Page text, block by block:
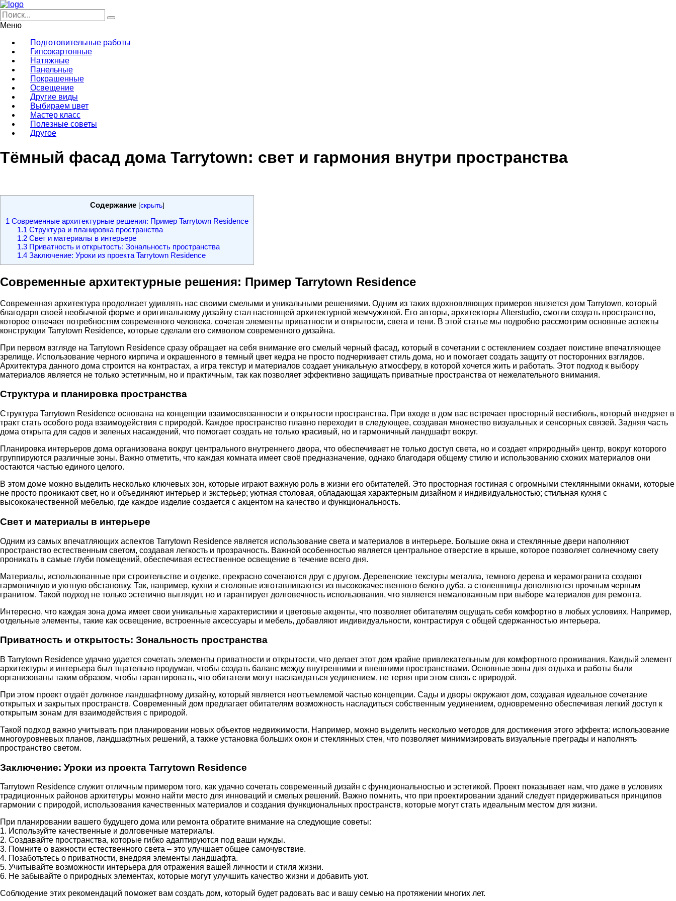
Меню
Подготовительные работы
Гипсокартонные
Натяжные
Панельные
Покрашенные
Освещение
Другие виды
Выбираем цвет
Мастер класс
Полезные советы
Другое
Тёмный фасад дома Tarrytown: свет и гармония внутри пространства
Содержание [скрыть]
1 Современные архитектурные решения: Пример Tarrytown Residence
1.1 Структура и планировка пространства
1.2Свет и материалы в интерьере
1.3Приватность и открытость: Зональность пространства
1.4Заключение: Уроки из проекта Tarrytown Residence
Современные архитектурные решения: Пример Tarrytown Residence
Современная архитектура продолжает удивлять нас своими смелыми и уникальными решениями. Одним из таких вдохновляющих примеров является дом Tarrytown, который
благодаря своей необычной форме и оригинальному дизайну стал настоящей архитектурной жемчужиной. Его авторы, архитекторы Alterstudio, смогли создать пространство,
которое отвечает потребностям современного человека, сочетая элементы приватности и открытости, света и тени. В этой статье мы подробно рассмотрим основные аспекты
конструкции Tarrytown Residence, которые сделали его символом современного дизайна.
При первом взгляде на Tarrytown Residence сразу обращает на себя внимание его смелый черный фасад, который в сочетании с остеклением создает поистине впечатляющее
зрелище. Использование черного кирпича и окрашенного в темный цвет кедра не просто подчеркивает стиль дома, но и помогает создать защиту от посторонних взглядов.
Архитектура данного дома строится на контрастах, а игра текстур и материалов создает уникальную атмосферу, в которой хочется жить и работать. Этот подход к выбору
материалов является не только эстетичным, но и практичным, так как позволяет эффективно защищать приватные пространства от нежелательного внимания.
Структура и планировка пространства
Структура Tarrytown Residence основана на концепции взаимосвязанности и открытости пространства. При входе в дом вас встречает просторный вестибюль, который внедряет в
тракт стать особого рода взаимодействия с природой. Каждое пространство плавно переходит в следующее, создавая множество визуальных и сенсорных связей. Задняя часть
дома открыта для садов и зеленых насаждений, что помогает создать не только красивый, но и гармоничный ландшафт вокруг.
Планировка интерьеров дома организована вокруг центрального внутреннего двора, что обеспечивает не только доступ света, но и создает «природный» центр, вокруг которого
группируются различные зоны. Важно отметить, что каждая комната имеет своё предназначение, однако благодаря общему стилю и использованию схожих материалов они
остаются частью единого целого.
В этом доме можно выделить несколько ключевых зон, которые играют важную роль в жизни его обитателей. Это просторная гостиная с огромными стеклянными окнами, которые
не просто проникают свет, но и объединяют интерьер и экстерьер; уютная столовая, обладающая характерным дизайном и индивидуальностью; стильная кухня с
высококачественной мебелью, где каждое изделие создается с акцентом на качество и функциональность.
Свет и материалы в интерьере
Одним из самых впечатляющих аспектов Tarrytown Residence является использование света и материалов в интерьере. Большие окна и стеклянные двери наполняют
пространство естественным светом, создавая легкость и прозрачность. Важной особенностью является центральное отверстие в крыше, которое позволяет солнечному свету
проникать в самые глуби помещений, обеспечивая естественное освещение в течение всего дня.
Материалы, использованные при строительстве и отделке, прекрасно сочетаются друг с другом. Деревенские текстуры металла, темного дерева и керамогранита создают
гармоничную и уютную обстановку. Так, например, кухни и столовые изготавливаются из высококачественного белого дуба, а столешницы дополняются прочным черным
гранитом. Такой подход не только эстетично выглядит, но и гарантирует долговечность использования, что является немаловажным при выборе материалов для ремонта.
Интересно, что каждая зона дома имеет свои уникальные характеристики и цветовые акценты, что позволяет обитателям ощущать себя комфортно в любых условиях. Например,
отдельные элементы, такие как освещение, встроенные аксессуары и мебель, добавляют индивидуальности, контрастируя с общей сдержанностью интерьера.
Приватность и открытость: Зональность пространства
В Tarrytown Residence удачно удается сочетать элементы приватности и открытости, что делает этот дом крайне привлекательным для комфортного проживания. Каждый элемент
архитектуры и интерьера был тщательно продуман, чтобы создать баланс между внутренними и внешними пространствами. Основные зоны для отдыха и работы были
организованы таким образом, чтобы гарантировать, что обитатели могут наслаждаться уединением, не теряя при этом связь с природой.
При этом проект отдаёт должное ландшафтному дизайну, который является неотъемлемой частью концепции. Сады и дворы окружают дом, создавая идеальное сочетание
открытых и закрытых пространств. Современный дом предлагает обитателям возможность насладиться собственным уединением, одновременно обеспечивая легкий доступ к
открытым зонам для взаимодействия с природой.
Такой подход важно учитывать при планировании новых объектов недвижимости. Например, можно выделить несколько методов для достижения этого эффекта: использование
многоуровневых планов, ландшафтных решений, а также установка больших окон и стеклянных стен, что позволяет минимизировать визуальные преграды и наполнять
пространство светом.
Заключение: Уроки из проекта Tarrytown Residence
Tarrytown Residence служит отличным примером того, как удачно сочетать современный дизайн с функциональностью и эстетикой. Проект показывает нам, что даже в условиях
традиционных районов архитетуры можно найти место для инноваций и смелых решений. Важно помнить, что при проектировании зданий следует придерживаться принципов
гармонии с природой, использования качественных материалов и создания функциональных пространств, которые могут стать идеальным местом для жизни.
При планировании вашего будущего дома или ремонта обратите внимание на следующие советы:
1. Используйте качественные и долговечные материалы.
2. Создавайте пространства, которые гибко адаптируются под ваши нужды.
3. Помните о важности естественного света – это улучшает общее самочувствие.
4. Позаботьтесь о приватности, внедряя элементы ландшафта.
5. Учитывайте возможности интерьера для отражения вашей личности и стиля жизни.
6. Не забывайте о природных элементах, которые могут улучшить качество жизни и добавить уют.
Соблюдение этих рекомендаций поможет вам создать дом, который будет радовать вас и вашу семью на протяжении многих лет.